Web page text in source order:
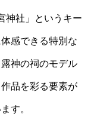
神社」というキー
感できる特別な
神の祠のモデル
品を彩る要素が
す。